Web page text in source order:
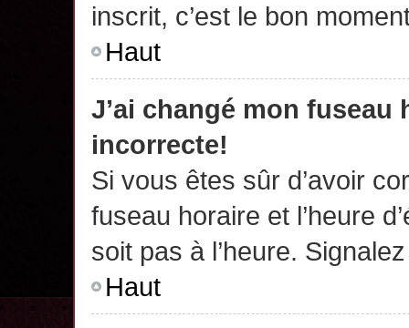
inscrit, c’est le bon
Haut
J’ai changé mon fuseau
incorrecte!
Si vous êtes sûr d’avoir
fuseau horaire et l’heure
soit pas à l’heure.
Haut